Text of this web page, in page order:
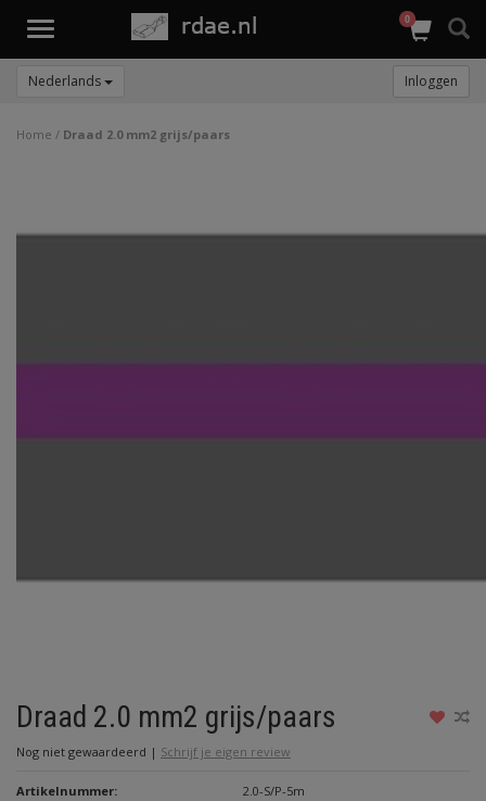
Toggle
0
Nederlands Inloggen
Home / Draad 2.0 mm2 grijs/paars
Draad 2.0 mm2 grijs/paars
Nog niet gewaardeerd | Schrijf je eigen review
Artikelnummer:
2.0-S/P-5m